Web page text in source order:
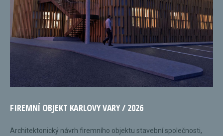
FIREMNÍ OBJEKT KARLOVY VARY / 2026
Architektonický návrh firemního objektu stavební společnosti,